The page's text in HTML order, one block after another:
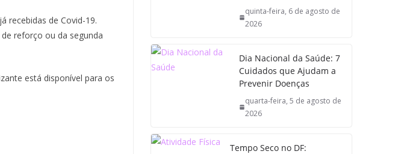
recebidas de Covid-19.
reforço ou da segunda
está disponível para os
quinta-feira, 6 de agosto de
2026
Dia Nacional da Saúde: 7
Cuidados que Ajudam a
Prevenir Doenças
quarta-feira, 5 de agosto de
2026
Tempo Seco no DF: